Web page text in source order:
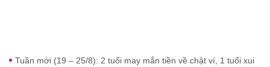
Tuần mới (19 – 25/8): 2 tuổi may mắn tiền về chật ví, 1 tuổi xui